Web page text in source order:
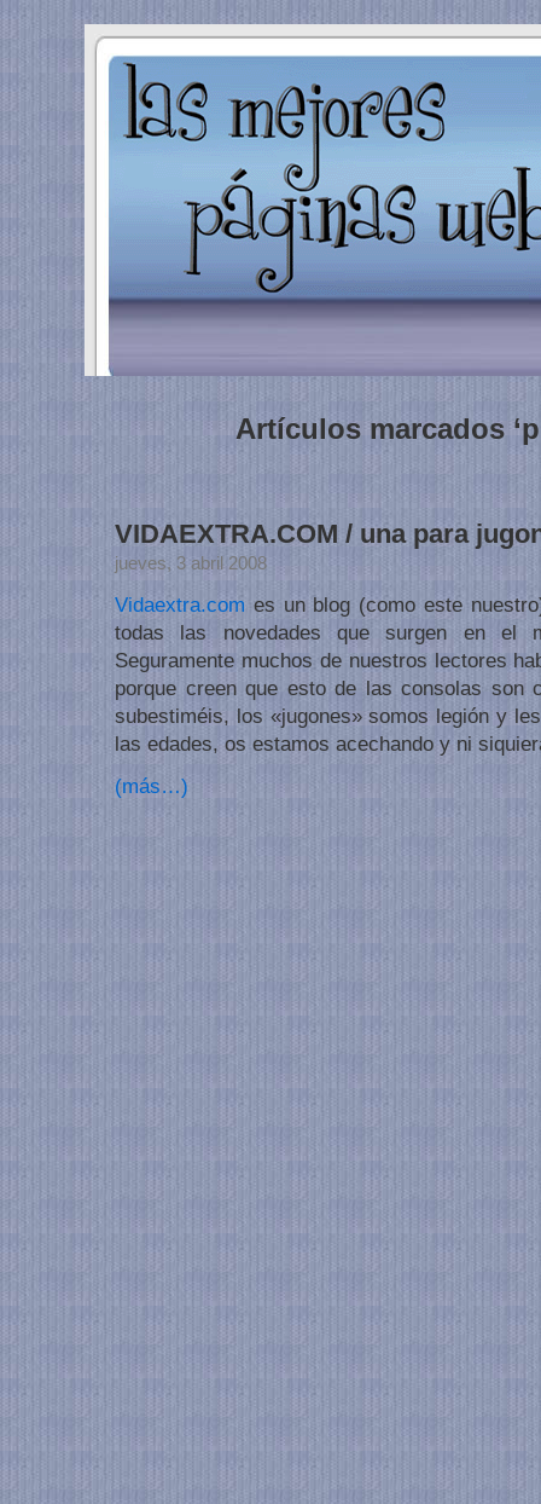
Artículos marcados
VIDAEXTRA.COM / una para
jueves, 3 abril 2008
Vidaextra.com es un blog (como este
todas las novedades que surgen en el
Seguramente muchos de nuestros lectores
porque creen que esto de las consolas son
subestiméis, los «jugones» somos legión y
las edades, os estamos acechando y ni
(más…)